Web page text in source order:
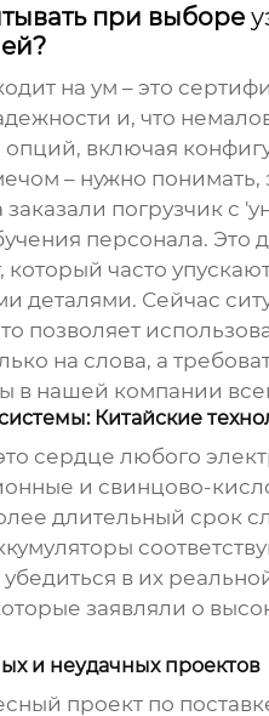
при выборе
на ум – это
и, что
включая
– нужно понимать,
заказали погрузчик с
персонала. Это
часто
деталями. Сейчас
позволяет
на слова, а
в нашей компании
Китайские
сердце любого
и свинцово-
длительный срок
в их
заявляли о
и неудачных проектов
проект по